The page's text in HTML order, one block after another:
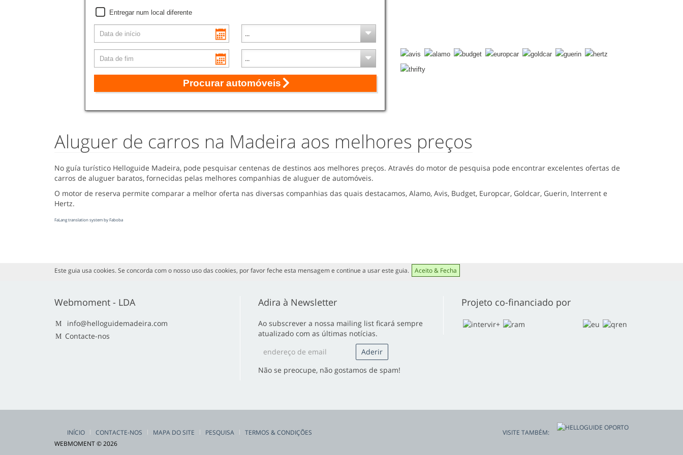
Entregar num local diferente
Procurar automóveis
Aluguer de carros na Madeira aos melhores preços
No guía turístico Helloguide Madeira, pode pesquisar centenas de destinos aos melhores preços. Através do motor de pesquisa pode encontrar excelentes ofertas de
carros de aluguer baratos, fornecidas pelas melhores companhias de aluguer de automóveis.
O motor de reserva permite comparar a melhor oferta nas diversas companhias das quais destacamos, Alamo, Avis, Budget, Europcar, Goldcar, Guerin, Interrent e
Hertz.
FaLang translation system by Faboba
Este guia usa cookies. Se concorda com o nosso uso das cookies, por favor feche esta mensagem e continue a usar este guia. Aceito & Fecha
Webmoment - LDA
info@helloguidemadeira.com
Contacte-nos
Adira à Newsletter
Ao subscrever a nossa mailing list ficará sempre
atualizado com as últimas notícias.
Não se preocupe, não gostamos de spam!
Projeto co-financiado por
INÍCIO CONTACTE-NOS MAPA DO SITE PESQUISA
TERMOS & CONDIÇÕES
WEBMOMENT © 2026
VISITE TAMBÉM: